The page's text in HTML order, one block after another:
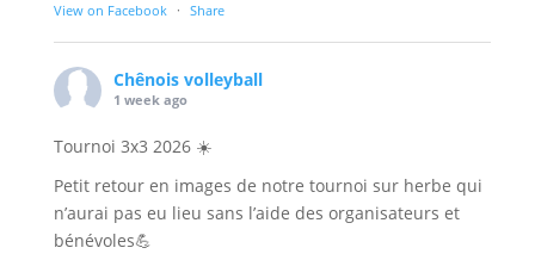
View on Facebook · Share
Chênois volleyball
1 week ago
Tournoi 3x3 2026 ☀️
Petit retour en images de notre tournoi sur herbe qui
n’aurai pas eu lieu sans l’aide des organisateurs et
bénévoles💪